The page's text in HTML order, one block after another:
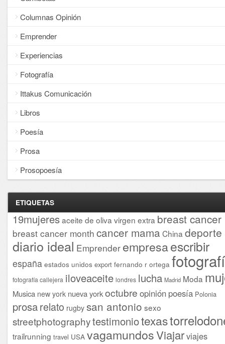
Columnas Opinión
Emprender
Experiencias
Fotografía
Ittakus Comunicación
Libros
Poesía
Prosa
Prosopoesía
ETIQUETAS
19mujeresaceite de oliva virgen extra breast cancer
breast cancer month cancer mama China deporte
diario ideal Emprender empresaescribir
españa estados unidos export fernando r ortega
fotografía callejera iloveaceite londres lucha Madrid Moda
Musica new york nueva yorkoctubre opinión poesía Polonia
prosarelato rugby san antonio sexo
streetphotographytestimoniotexas
trailrunning travel USA vagamundosViajarviajes